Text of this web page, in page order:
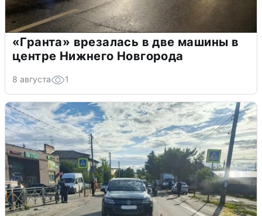
«Гранта» врезалась в две машины в
центре Нижнего Новгорода
8 августа 1